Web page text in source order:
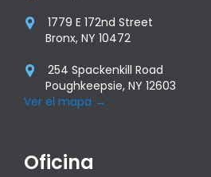

1779 E 172nd Street
Bronx, NY 10472

254 Spackenkill Road
Poughkeepsie, NY 12603
Ver el mapa →
Oficina